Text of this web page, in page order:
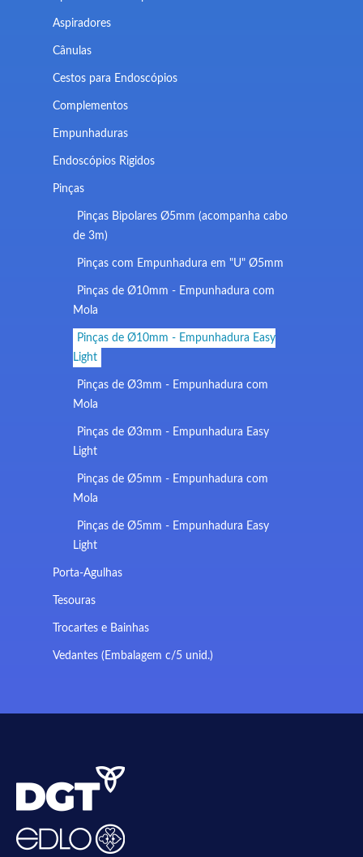
Aspiradores
Cânulas
Cestos para Endoscópios
Complementos
Empunhaduras
Endoscópios Rigidos
Pinças
Pinças Bipolares Ø5mm (acompanha cabo
de 3m)
Pinças com Empunhadura em "U" Ø5mm
Pinças de Ø10mm - Empunhadura com
Mola
Pinças de Ø10mm - Empunhadura Easy
Light
Pinças de Ø3mm - Empunhadura com
Mola
Pinças de Ø3mm - Empunhadura Easy
Light
Pinças de Ø5mm - Empunhadura com
Mola
Pinças de Ø5mm - Empunhadura Easy
Light
Porta-Agulhas
Tesouras
Trocartes e Bainhas
Vedantes (Embalagem c/5 unid.)